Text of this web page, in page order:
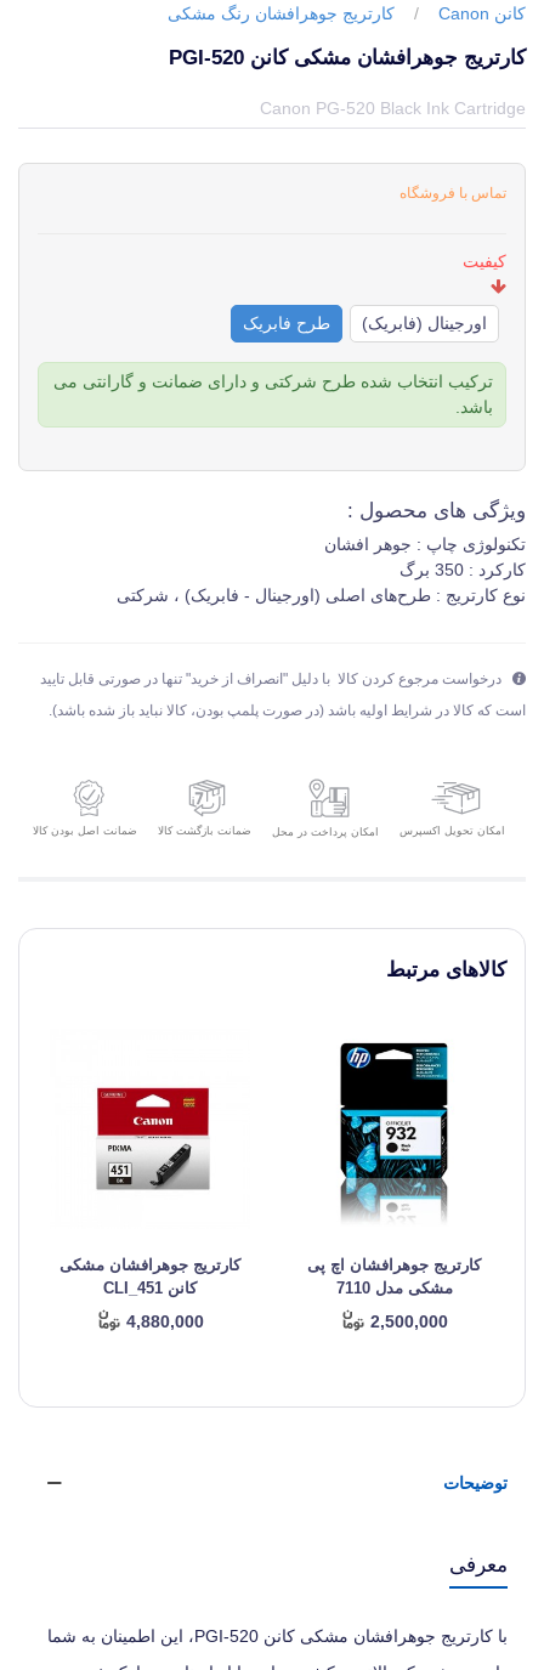
کانن Canon / کارتریج جوهرافشان رنگ مشکی
کارتریج جوهرافشان مشکی کانن PGI-520
Canon PG-520 Black Ink Cartridge
تماس با فروشگاه
کیفیت
اورجینال (فابریک) طرح فابریک
ترکیب انتخاب شده طرح شرکتی و دارای ضمانت و گارانتی می
باشد.
ویژگی های محصول :
تکنولوژی چاپ : جوهر افشان
کارکرد : 350 برگ
نوع کارتریج : طرح‌های اصلی (اورجینال - فابریک) ، شرکتی
درخواست مرجوع کردن کالا با دلیل "انصراف از خرید" تنها در صورتی قابل تایید
است که کالا در شرایط اولیه باشد (در صورت پلمپ بودن، کالا نباید باز شده باشد).
امکان تحویل اکسپرس امکان پرداخت در محل ضمانت بازگشت کالا ضمانت اصل بودن کالا
کالاهای مرتبط
کارتریج جوهرافشان اچ پی
مشکی مدل 7110
2,500,000
کارتریج جوهرافشان مشکی
کانن CLI_451
4,880,000
توضیحات
معرفی
با کارتریج جوهرافشان مشکی کانن PGI-520، این اطمینان به شما